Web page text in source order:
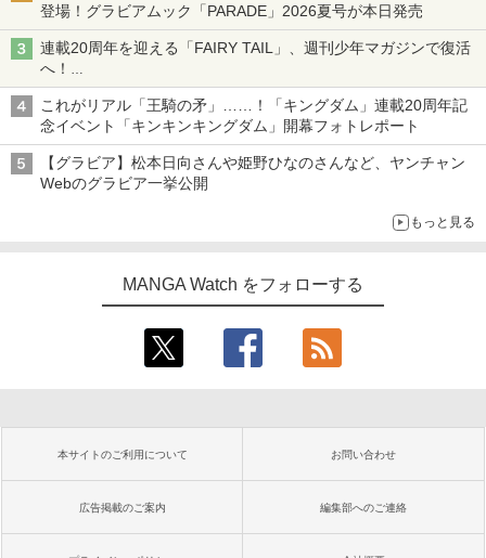
登場！グラビアムック「PARADE」2026夏号が本日発売
連載20周年を迎える「FAIRY TAIL」、週刊少年マガジンで復活
へ！
20周年特設記念サイトでは特別動画や真島ヒロ氏のコメントも
掲載
これがリアル「王騎の矛」……！「キングダム」連載20周年記
念イベント「キンキンキングダム」開幕フォトレポート
【グラビア】松本日向さんや姫野ひなのさんなど、ヤンチャン
Webのグラビア一挙公開
もっと見る
MANGA Watch をフォローする
本サイトのご利用について お問い合わせ
広告掲載のご案内 編集部へのご連絡